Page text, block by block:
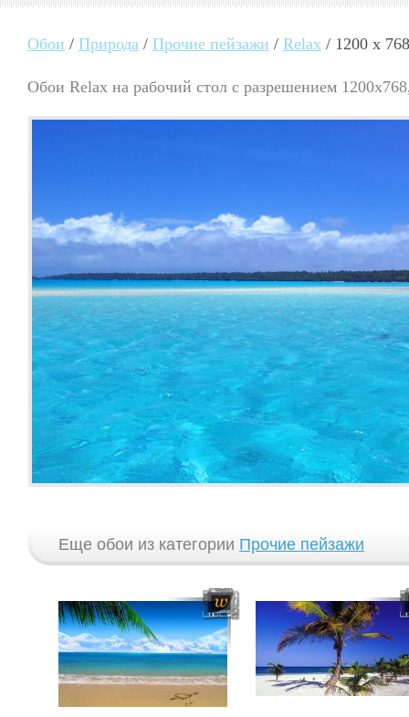
Обои / Природа / Прочие пейзажи / Relax / 1200 x 768
Обои Relax на рабочий стол с разрешением
Еще обои из категории Прочие пейзажи